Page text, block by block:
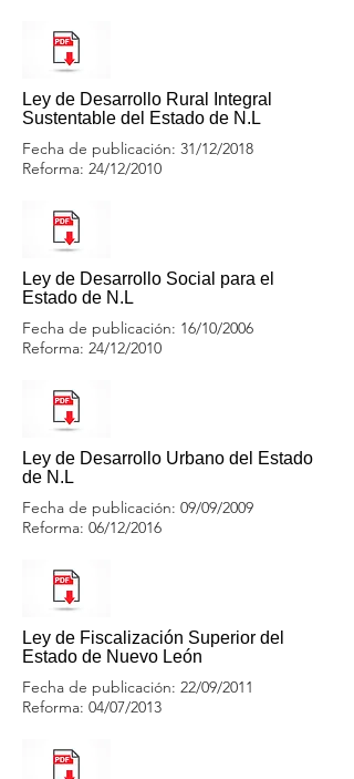
Ley de Desarrollo Rural Integral
Sustentable del Estado de N.L
Fecha de publicación: 31/12/2018
Reforma: 24/12/2010
Ley de Desarrollo Social para el
Estado de N.L
Fecha de publicación: 16/10/2006
Reforma: 24/12/2010
Ley de Desarrollo Urbano del Estado
de N.L
Fecha de publicación: 09/09/2009
Reforma: 06/12/2016
Ley de Fiscalización Superior del
Estado de Nuevo León
Fecha de publicación: 22/09/2011
Reforma: 04/07/2013